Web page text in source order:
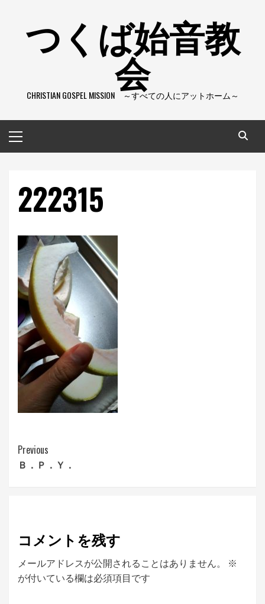
つくば始音教
会
CHRISTIAN GOSPEL MISSION ～すべての人にアットホーム～
イ
ン
222315
Continue
Reading
Previous
Ｂ．Ｐ．Ｙ．
コメントを残す
メールアドレスが公開されることはありません。
※
が付いている欄は必須項目です